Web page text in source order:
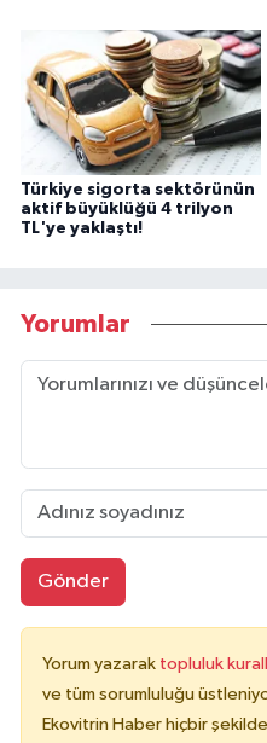
Türkiye sigorta sektörünün
aktif büyüklüğü 4 trilyon
TL'ye yaklaştı!
Yorumlar
Gönder
Yorum yazarak topluluk
ve tüm sorumluluğu
Ekovitrin Haber hiçbir